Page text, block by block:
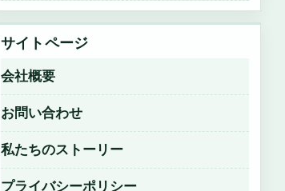
サイトページ
会社概要
お問い合わせ
私たちのストーリー
プライバシーポリシー